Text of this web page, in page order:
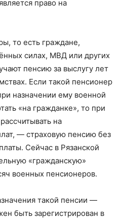
право на
то есть граждане,
силах, МВД или других
пенсию за выслугу лет
Если такой пенсионер
назначении ему военной
«на гражданке», то при
на
— страховую пенсию без
Сейчас в Рязанской
«гражданскую»
военных пенсионеров.
такой пенсии —
быть зарегистрирован в